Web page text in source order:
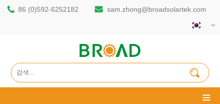
86 (0)592-6252182 sam.zhong@broadsolartek.com